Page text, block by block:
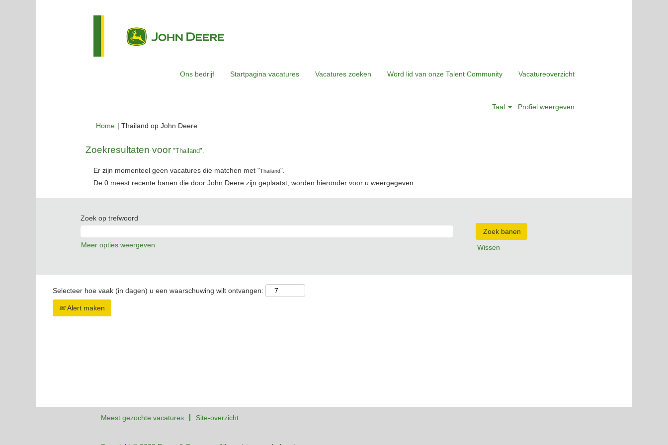
Ons bedrijf Startpagina vacatures Vacatures zoeken Word lid van onze Talent Community Vacatureoverzicht
Taal Profiel weergeven
Home | Thailand op John Deere(huidige
Zoekresultaten voor "Thailand".
Er zijn momenteel geen vacatures die matchen met "Thailand".
De 0 meest recente banen die door John Deere zijn geplaatst, worden hieronder voor u weergegeven.
Zoek op trefwoord
Meer opties weergeven Wissen
Selecteer hoe vaak (in dagen) u een waarschuwing wilt ontvangen:
Alert maken
Meest gezochte vacatures Site-overzicht